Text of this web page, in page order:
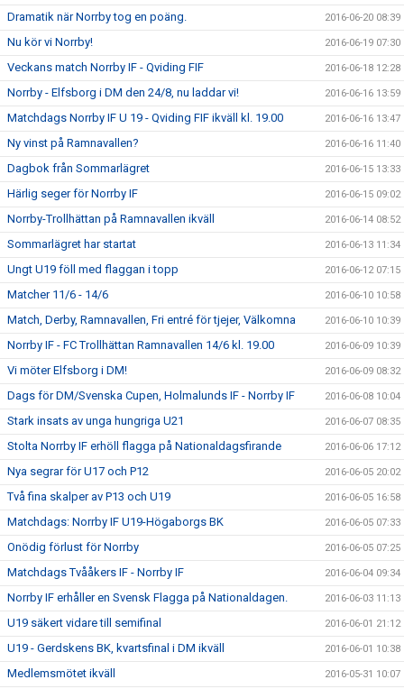
Dramatik när Norrby tog en poäng. 2016-06-20 08:39
Nu kör vi Norrby! 2016-06-19 07:30
Veckans match Norrby IF - Qviding FIF 2016-06-18 12:28
Norrby - Elfsborg i DM den 24/8, nu laddar vi! 2016-06-16 13:59
Matchdags Norrby IF U 19 - Qviding FIF ikväll kl. 19.00 2016-06-16 13:47
Ny vinst på Ramnavallen? 2016-06-16 11:40
Dagbok från Sommarlägret 2016-06-15 13:33
Härlig seger för Norrby IF 2016-06-15 09:02
Norrby-Trollhättan på Ramnavallen ikväll 2016-06-14 08:52
Sommarlägret har startat 2016-06-13 11:34
Ungt U19 föll med flaggan i topp 2016-06-12 07:15
Matcher 11/6 - 14/6 2016-06-10 10:58
Match, Derby, Ramnavallen, Fri entré för tjejer, Välkomna 2016-06-10 10:39
Norrby IF - FC Trollhättan Ramnavallen 14/6 kl. 19.00 2016-06-09 10:39
Vi möter Elfsborg i DM! 2016-06-09 08:32
Dags för DM/Svenska Cupen, Holmalunds IF - Norrby IF 2016-06-08 10:04
Stark insats av unga hungriga U21 2016-06-07 08:35
Stolta Norrby IF erhöll flagga på Nationaldagsfirande 2016-06-06 17:12
Nya segrar för U17 och P12 2016-06-05 20:02
Två fina skalper av P13 och U19 2016-06-05 16:58
Matchdags: Norrby IF U19-Högaborgs BK 2016-06-05 07:33
Onödig förlust för Norrby 2016-06-05 07:25
Matchdags Tvååkers IF - Norrby IF 2016-06-04 09:34
Norrby IF erhåller en Svensk Flagga på Nationaldagen. 2016-06-03 11:13
U19 säkert vidare till semifinal 2016-06-01 21:12
U19 - Gerdskens BK, kvartsfinal i DM ikväll 2016-06-01 10:38
Medlemsmötet ikväll 2016-05-31 10:07